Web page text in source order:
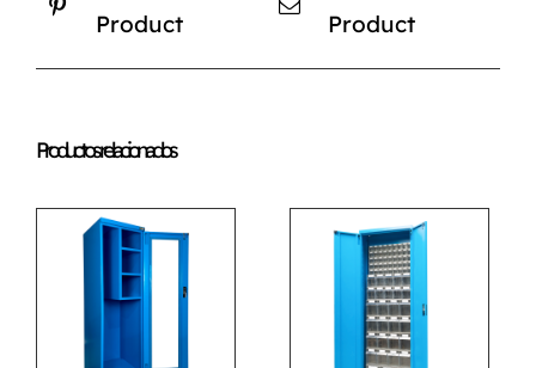
Product
Product
Productos relacionados